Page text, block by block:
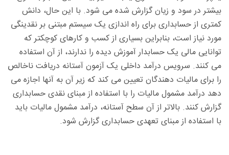
بیشتر در سود و زیان گزارش شده می شود. با این حال، دانش
کمتری از حسابداری برای راه اندازی یک سیستم مبتنی بر نقدینگی
مورد نیاز است، بنابراین بسیاری از کسب و کارهای کوچکتر که
توانایی مالی یک حسابدار آموزش دیده را ندارند، از آن استفاده
می کنند. سرویس درآمد داخلی یک آزمون آستانه دریافت ناخالص
را برای مالیات دهندگان تعیین می کند که زیر آن به آنها اجازه می
دهد درآمد مشمول مالیات را با استفاده از مبنای نقدی حسابداری
گزارش کنند. بالاتر از آن سطح آستانه، درآمد مشمول مالیات باید
با استفاده از مبنای تعهدی حسابداری گزارش شود.